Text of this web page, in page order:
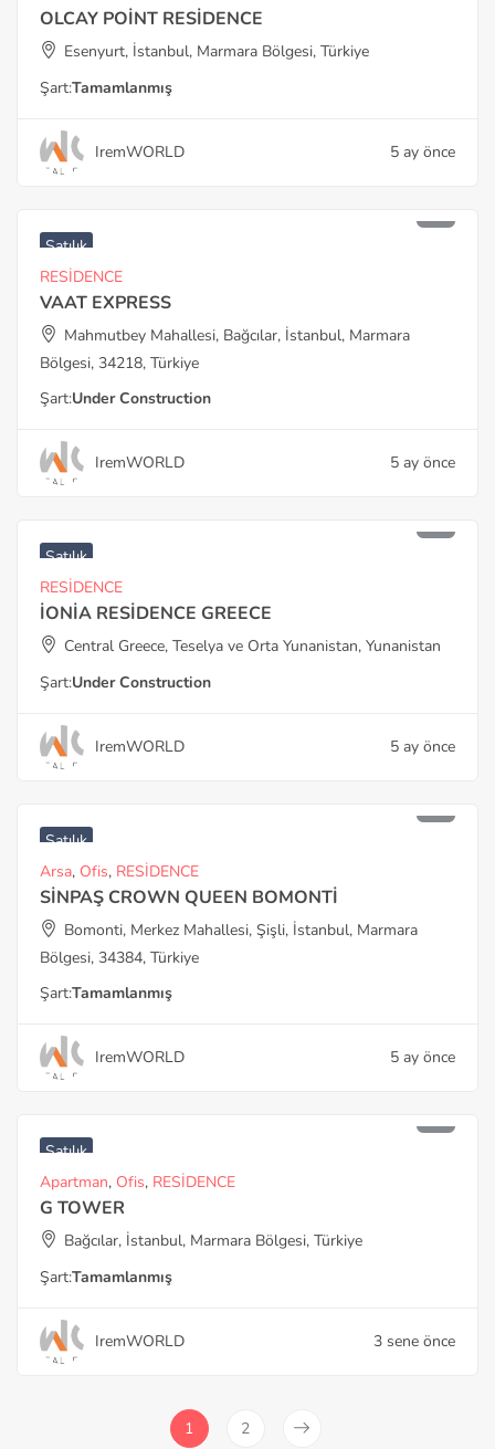
OLCAY POİNT RESİDENCE
Esenyurt, İstanbul, Marmara Bölgesi, Türkiye
Şart:Tamamlanmış
IremWORLD 5 ay önce
Satılık
RESİDENCE
VAAT EXPRESS
Mahmutbey Mahallesi, Bağcılar, İstanbul, Marmara
Bölgesi, 34218, Türkiye
Şart:Under Construction
IremWORLD 5 ay önce
Satılık
RESİDENCE
İONİA RESİDENCE GREECE
Central Greece, Teselya ve Orta Yunanistan, Yunanistan
Şart:Under Construction
IremWORLD 5 ay önce
Satılık
Arsa, Ofis, RESİDENCE
SİNPAŞ CROWN QUEEN BOMONTİ
Bomonti, Merkez Mahallesi, Şişli, İstanbul, Marmara
Bölgesi, 34384, Türkiye
Şart:Tamamlanmış
IremWORLD 5 ay önce
Satılık
Apartman, Ofis, RESİDENCE
G TOWER
Bağcılar, İstanbul, Marmara Bölgesi, Türkiye
Şart:Tamamlanmış
IremWORLD 3 sene önce
1 2